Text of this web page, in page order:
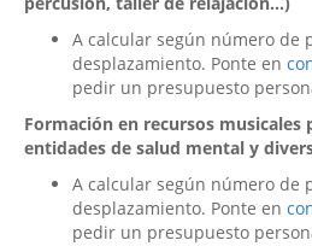
A calcular según número de
desplazamiento. Ponte en
pedir un presupuesto
Formación en recursos musicales
entidades de salud mental y
A calcular según número de
desplazamiento. Ponte en
pedir un presupuesto